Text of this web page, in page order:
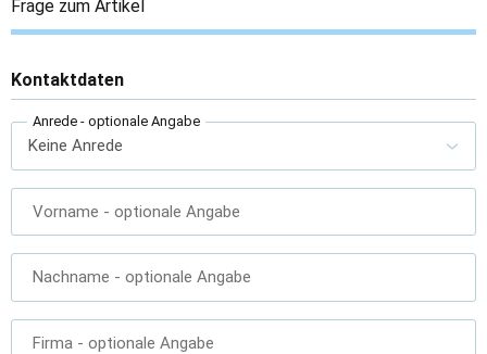
Frage zum Artikel
Kontaktdaten
Anrede - optionale Angabe
Vorname - optionale Angabe
Nachname - optionale Angabe
Firma - optionale Angabe